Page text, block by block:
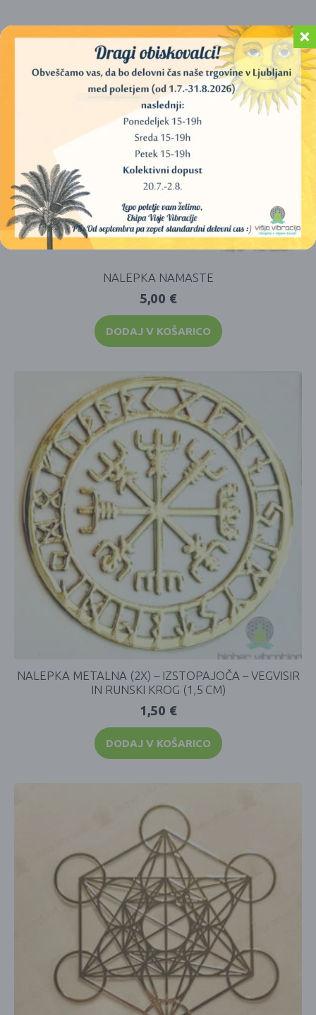
NALEPKA NAMASTE
5,00 €
DODAJ V KOŠARICO
NALEPKA METALNA (2X) – IZSTOPAJOČA – VEGVISIR
IN RUNSKI KROG (1,5 CM)
1,50 €
DODAJ V KOŠARICO